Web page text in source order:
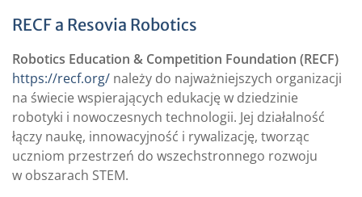
RECF a Resovia Robotics
Robotics Education & Competition Foundation (RECF)
https://recf.org/ należy do najważniejszych organizacji
na świecie wspierających edukację w dziedzinie
robotyki i nowoczesnych technologii. Jej działalność
łączy naukę, innowacyjność i rywalizację, tworząc
uczniom przestrzeń do wszechstronnego rozwoju
w obszarach STEM.